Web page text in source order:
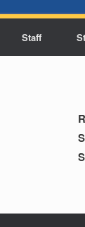
Staff